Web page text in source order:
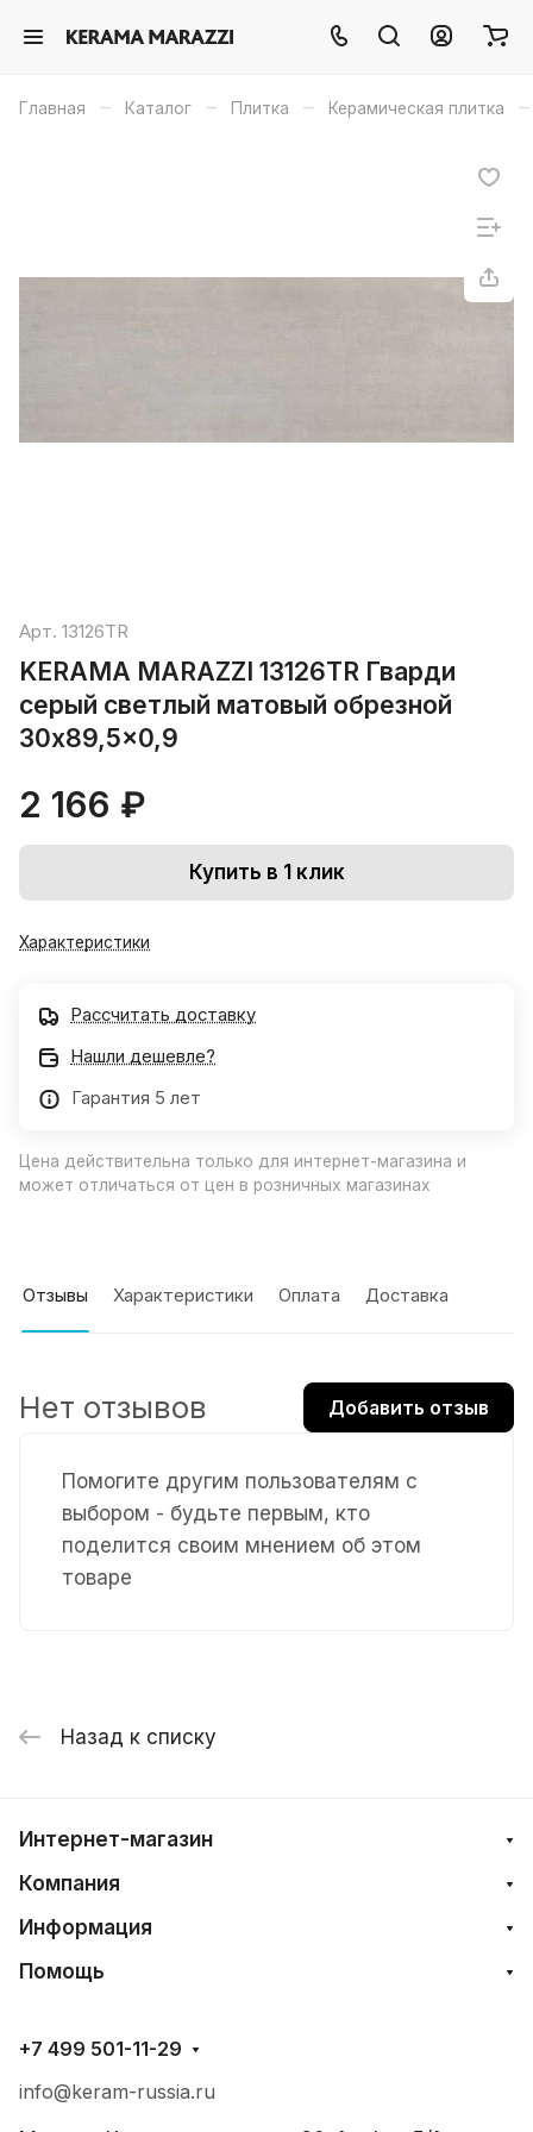
Главная – Каталог – Плитка – Керамическая плитка –
Арт. 13126TR
KERAMA MARAZZI 13126TR Гварди
серый светлый матовый обрезной
30x89,5x0,9
2 166 ₽
Купить в 1 клик
Характеристики
Рассчитать доставку
Нашли дешевле?
Гарантия 5 лет
Цена действительна только для интернет-магазина и
может отличаться от цен в розничных магазинах
Отзывы Характеристики Оплата Доставка
Помогите другим пользователям с
выбором - будьте первым, кто
поделится своим мнением об этом
товаре
Нет отзывов Добавить отзыв
Назад к списку
Интернет-магазин
Компания
Информация
Помощь
+7 499 501-11-29
info@keram-russia.ru